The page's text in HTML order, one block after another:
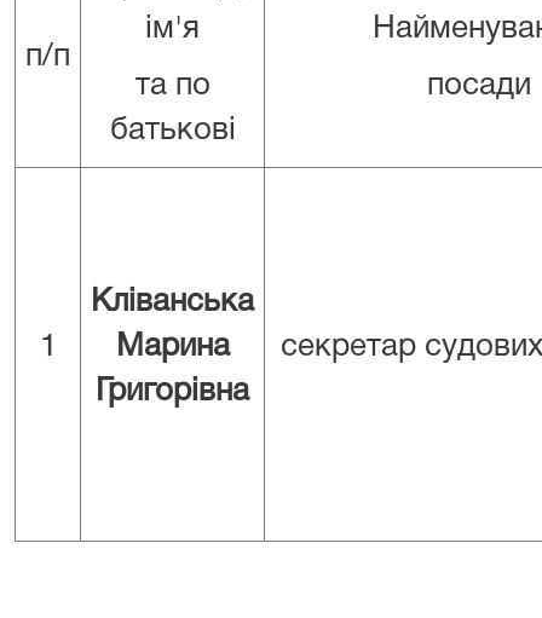
п/п
ім'я
та по
батькові
посади
1
Кліванська
Марина
Григорівна
секретар